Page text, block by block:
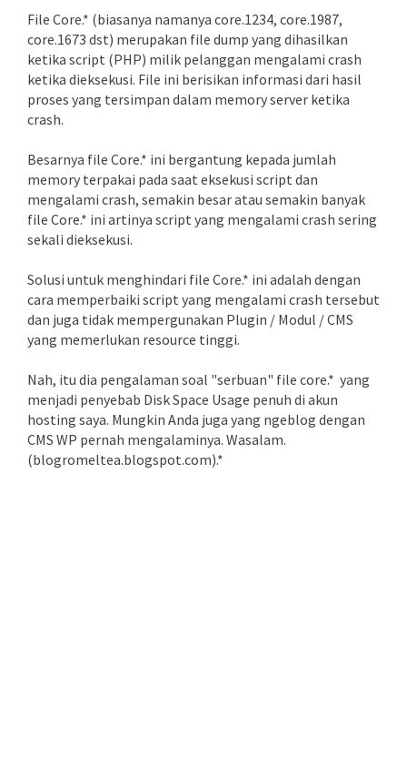
File Core.* (biasanya namanya core.1234, core.1987,
core.1673 dst) merupakan file dump yang dihasilkan
ketika script (PHP) milik pelanggan mengalami crash
ketika dieksekusi. File ini berisikan informasi dari hasil
proses yang tersimpan dalam memory server ketika
crash.
Besarnya file Core.* ini bergantung kepada jumlah
memory terpakai pada saat eksekusi script dan
mengalami crash, semakin besar atau semakin banyak
file Core.* ini artinya script yang mengalami crash sering
sekali dieksekusi.
Solusi untuk menghindari file Core.* ini adalah dengan
cara memperbaiki script yang mengalami crash tersebut
dan juga tidak mempergunakan Plugin / Modul / CMS
yang memerlukan resource tinggi.
Nah, itu dia pengalaman soal "serbuan" file core.* yang
menjadi penyebab Disk Space Usage penuh di akun
hosting saya. Mungkin Anda juga yang ngeblog dengan
CMS WP pernah mengalaminya. Wasalam.
(blogromeltea.blogspot.com).*